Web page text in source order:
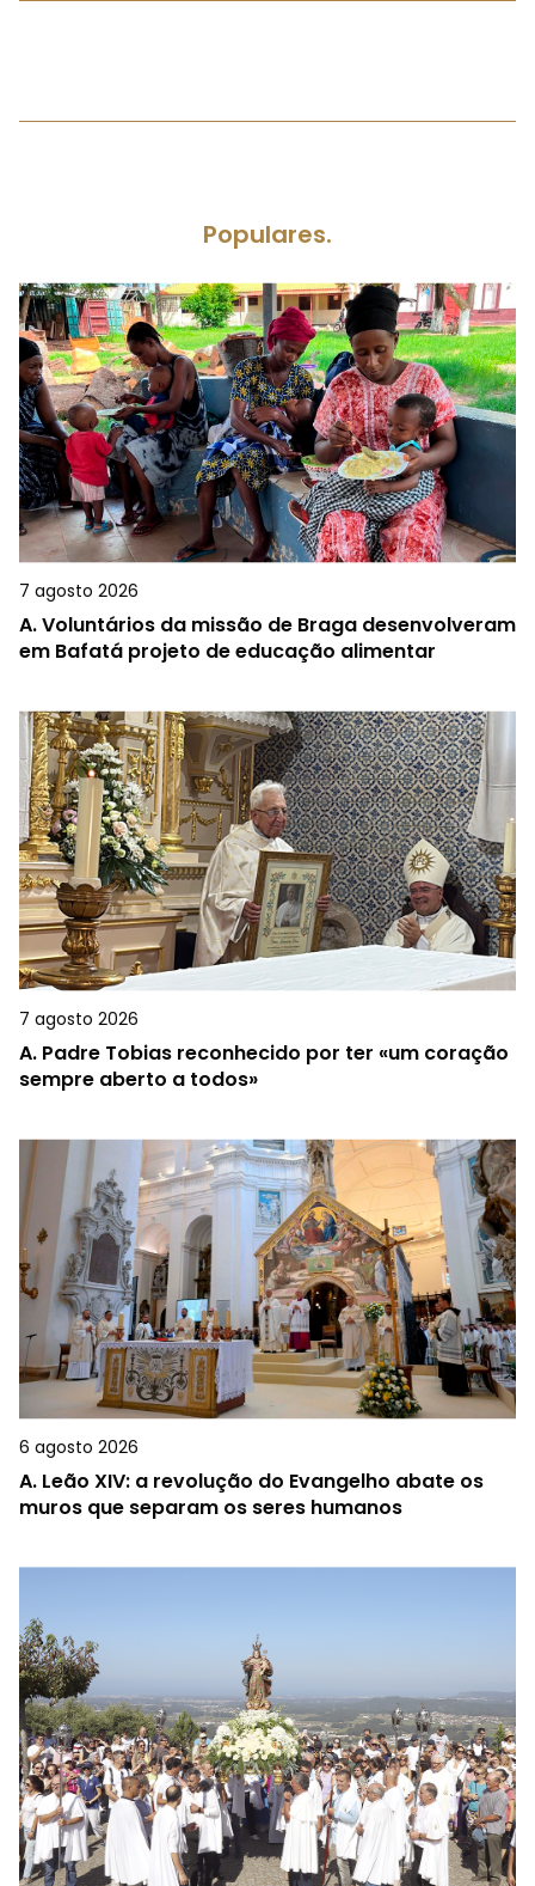
Populares.
7 agosto 2026
A.Voluntários da missão de Braga desenvolveram
em Bafatá projeto de educação alimentar
7 agosto 2026
A. Padre Tobias reconhecido por ter «um coração
sempre aberto a todos»
6 agosto 2026
A. Leão XIV: a revolução do Evangelho abate os
muros que separam os seres humanos